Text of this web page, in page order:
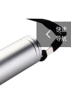
快速
导航